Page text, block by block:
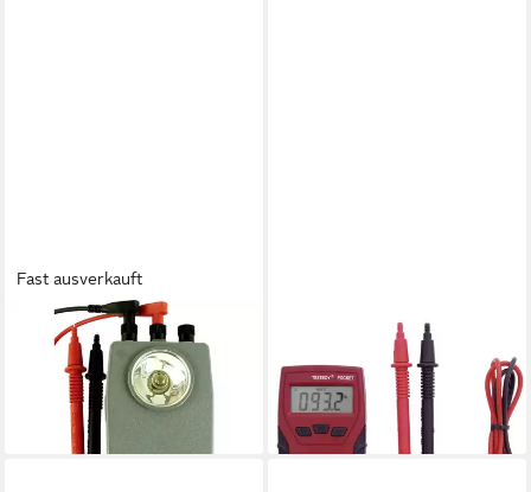
Fast ausverkauft
TESTBOY
Spannungsprüfer Leitungs-
und Durchgangsprüfer TB 1
58,94 €
lieferbar - in 2-3 Werktagen bei dir
Multimeter Digital-Multimeter
61401000
ab 50,59 €
lieferbar - in 2-3 Werktagen bei dir